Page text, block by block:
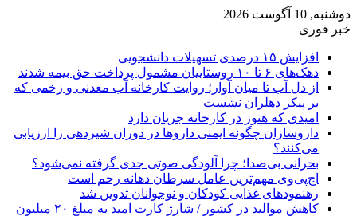
دوشنبه, 10 آگوست 2026
خبر فوری
افزایش ۱۵ درصدی تسهیلات دانشجویی
دهک‌های ۶ تا ۱۰ روستاییان مشمول پرداخت حق بیمه شدند
از دل آب تا میان آوار؛ روایت کارخانه آب معدنی و زخمی که
بر پیکر دهلران نشست
امیدی که هنوز در کارخانه جریان دارد
داروسازان چگونه ایمنی داروها در دوران شیردهی را ارزیابی
می‌کنند؟
بحرانی بی‌صدا؛ چرا آلودگی صوتی جدی گرفته نمی‌شود؟
اچ‌پی‌وی مهم‌ترین عامل سرطان دهانه رحم است
رهنمودهای غذایی کودکان و نوجوانان تدوین شد
کاهش موالید در کشور / شارژ کارت امید به مبلغ ۲۰ میلیون